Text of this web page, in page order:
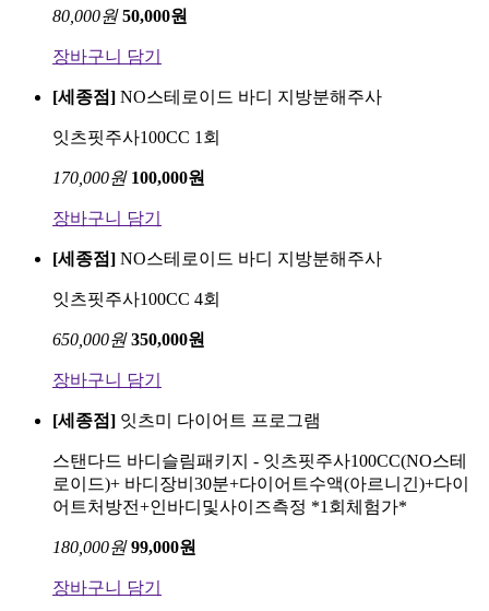
80,000원 50,000원
장바구니 담기
[세종점] NO스테로이드 바디 지방분해주사
잇츠핏주사100CC 1회
170,000원 100,000원
장바구니 담기
[세종점] NO스테로이드 바디 지방분해주사
잇츠핏주사100CC 4회
650,000원 350,000원
장바구니 담기
[세종점] 잇츠미 다이어트 프로그램
스탠다드 바디슬림패키지 - 잇츠핏주사100CC(NO스테
로이드)+ 바디장비30분+다이어트수액(아르니긴)+다이
어트처방전+인바디및사이즈측정 *1회체험가*
180,000원 99,000원
장바구니 담기